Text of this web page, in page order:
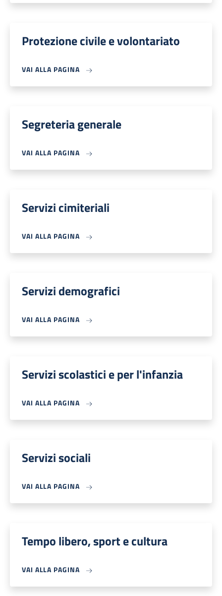
Protezione civile e volontariato
VAI ALLA PAGINA
Segreteria generale
VAI ALLA PAGINA
Servizi cimiteriali
VAI ALLA PAGINA
Servizi demografici
VAI ALLA PAGINA
Servizi scolastici e per l'infanzia
VAI ALLA PAGINA
Servizi sociali
VAI ALLA PAGINA
Tempo libero, sport e cultura
VAI ALLA PAGINA